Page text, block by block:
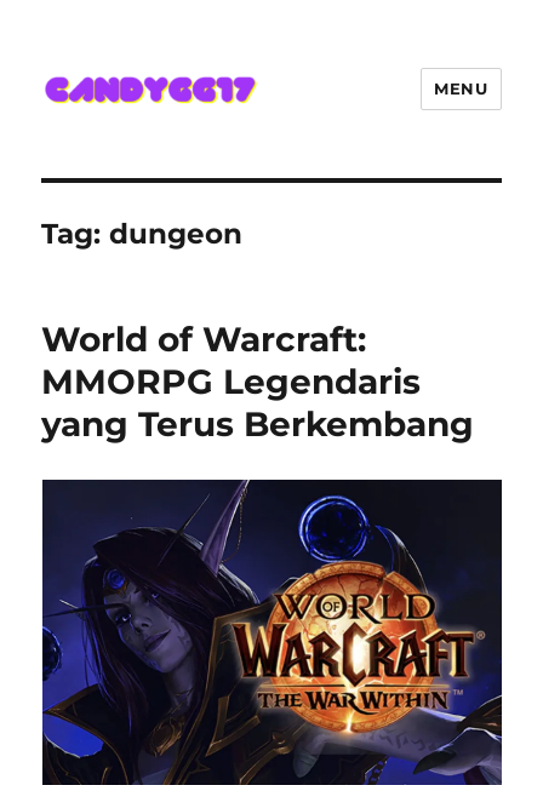
Hadir Semakin Mantap Jackpot
MENU
Tag:dungeon
World of Warcraft:
MMORPG Legendaris
yang Terus Berkembang